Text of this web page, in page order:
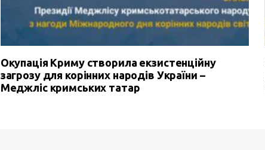
Окупація Криму створила екзистенційну
загрозу для корінних народів України –
Меджліс кримських татар